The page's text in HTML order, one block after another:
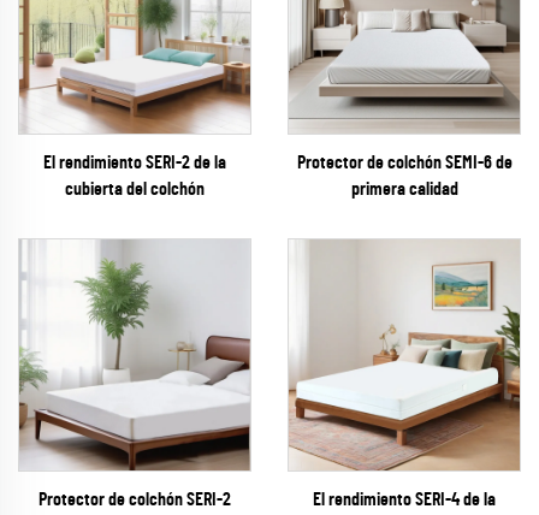
El rendimiento SERI-2 de la
cubierta del colchón
Protector de colchón SEMI-6 de
primera calidad
Protector de colchón SERI-2
El rendimiento SERI-4 de la